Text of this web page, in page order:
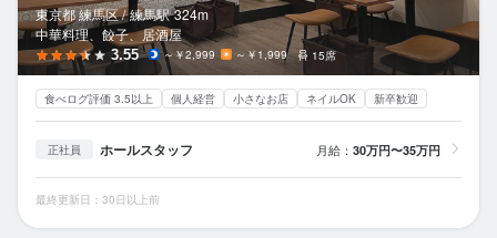
東京都 練馬区 / 練馬駅 324m
中華料理、餃子、居酒屋
3.55 ～￥2,999 ～￥1,999 15席
食べログ評価 3.5以上 個人経営 小さなお店 ネイルOK 新卒歓迎
正社員 ホールスタッフ 月給： 30万円〜35万円
最終更新日：30日以上前